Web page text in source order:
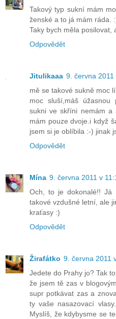
Takový typ sukní mám
ženské a to já mám ráda.
Taky bych měla
Odpovědět
Jitulikaaa 9. června 2011
mě se takové sukně moc
moc sluší,máš
sukni ve skříni nemám
mám pouze dvoje.i když
jsem si je oblíbila :-) jinak
Odpovědět
Mína 9. června 2011 v
Och, to je dokonalé!! Já
takové vzdušné letní, ale
kraťasy :)
Odpovědět
Žirafátko 9. června 2011
Jedete do Prahy jo? Tak
že jsem tě zas v
supr potkávat zas a
ty vaše nasazovací
Myslíš, že kdybysme se